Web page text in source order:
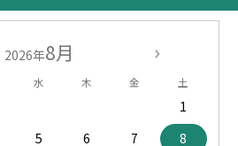
2026年8月
水 木 金 土
1
5 6 7
8